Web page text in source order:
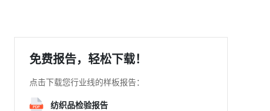
免费报告，轻松下载！
点击下载您行业线的样板报告：
纺织品检验报告